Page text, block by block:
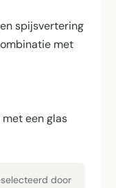
spijsvertering
met
een glas
door